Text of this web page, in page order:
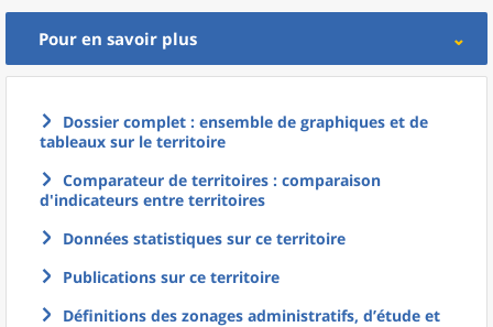
Pour en savoir plus
Dossier complet : ensemble de graphiques et de
tableaux sur le territoire
Comparateur de territoires : comparaison
d'indicateurs entre territoires
Données statistiques sur ce territoire
Publications sur ce territoire
Définitions des zonages administratifs, d’étude et